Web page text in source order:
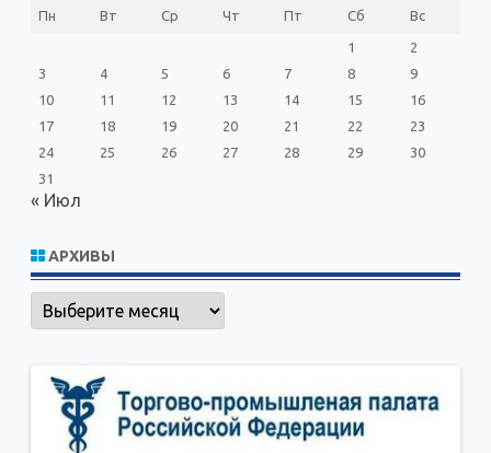
Пн Вт Ср Чт Пт Сб Вс
1
2
3
4 5 6 7 8
9
10
11 12 13 14 15
16
17
18 19 20 21 22
23
24
25 26 27 28 29
30
31
« Июл
АРХИВЫ
Архивы